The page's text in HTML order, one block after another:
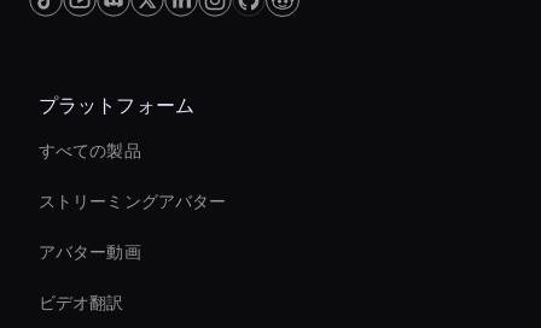
you can capture more attention and boost
プラットフォーム
すべての製品
ストリーミングアバター
アバター動画
ビデオ翻訳